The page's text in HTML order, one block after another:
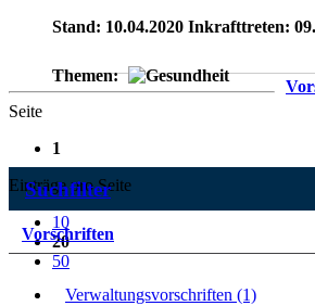
Stand: 10.04.2020 Inkrafttreten:
Themen:
Seite
1
Einträge pro Seite
10
20
50
Suchfilter
Vorschriften
Verwaltungsvorschriften (1)